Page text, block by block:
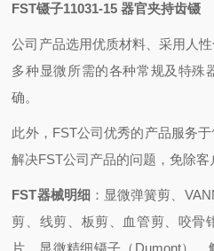
FST镊子11031-15 器官夹持齿镊
公司产品选用优质材料、采用人
多种显微所需的各种常规及特殊
确。
此外， FST公司优秀的产品服务
解决FST公司产品的问题，免除客
FST器械明细 ：显微弹簧剪、
剪、线剪、板剪、血管剪、咬骨
片、显微精细镊子（Dumont）